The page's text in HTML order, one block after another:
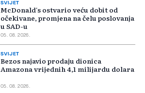
SVIJET
McDonald's ostvario veću dobit od
očekivane, promjena na čelu poslovanja
u SAD-u
05. 08. 2026.
SVIJET
Bezos najavio prodaju dionica
Amazona vrijednih 4,1 milijardu dolara
05. 08. 2026.